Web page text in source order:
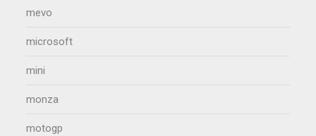
mevo
microsoft
mini
monza
motogp